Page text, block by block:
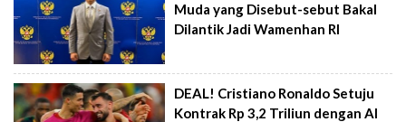
Muda yang Disebut-sebut Bakal
Dilantik Jadi Wamenhan RI
DEAL! Cristiano Ronaldo Setuju
Kontrak Rp 3,2 Triliun dengan Al